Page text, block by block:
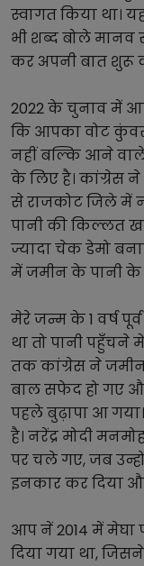
स्वागत किया था।
भी शब्द बोले मानव
कर अपनी बात शुरू
2022 के चुनाव में
कि आपका वोट
नहीं बल्कि आने
के लिए है। कांग्रेस ने
से राजकोट जिले में
पानी की किल्लत
ज्यादा चेक डेमो
में जमीन के पानी के
मेरे जन्म के 1 वर्ष
था तो पानी पहुँचने
तक कांग्रेस ने जमीन
बाल सफेद हो गए
पहले बुढ़ापा आ
है। नरेंद्र मोदी
पर चले गए, जब
इनकार कर दिया
आप नें 2014 में मेघा
दिया गया था,